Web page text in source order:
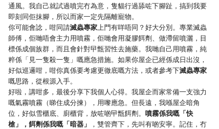
通風。我自己就試過噴完冇為意，隻貓行過舔咗下腳趾，搞到我要
即刻同佢抹腳，所以而家一定先隔離寵物。
你可能會諗，咁同請滅蟲專家上門有咩唔同？好大分別。專業滅蟲
師傅，佢哋唔會主力用噴霧，佢哋會用凝膠餌劑、做滯留噴灑，目
標係成個族群，而且會針對曱甑習性去施藥。我哋自己用噴霧，純
粹係「見一隻殺一隻」嘅應急措施。如果你屋企已經係成日出沒，
好似巡邏咁，咁你真係要考慮更徹底嘅方法，或者參考下滅蟲專家
嘅思路，從根源入手。
好啦，講咁多，最後分享下我個人心得。我屋企而家常備一支強力
嘅氣霧噴霧（睇住成分揀），用嚟應急。但長遠，我喺屋企暗角
位，好似雪櫃底、廚櫃背，放咗啲曱甑餌劑。噴霧係我嘅「快
槍」，餌劑係我嘅「暗器」
，雙管齊下，先叫有啲安寧。記住，冇